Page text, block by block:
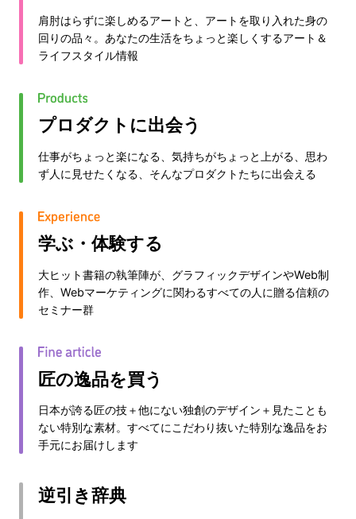
肩肘はらずに楽しめるアートと、アートを取り入れた身の
回りの品々。あなたの生活をちょっと楽しくするアート＆
ライフスタイル情報
プロダクトに出会う
仕事がちょっと楽になる、気持ちがちょっと上がる、思わ
ず人に見せたくなる、そんなプロダクトたちに出会える
学ぶ・体験する
大ヒット書籍の執筆陣が、グラフィックデザインやWeb制
作、Webマーケティングに関わるすべての人に贈る信頼の
セミナー群
匠の逸品を買う
日本が誇る匠の技＋他にない独創のデザイン＋見たことも
ない特別な素材。すべてにこだわり抜いた特別な逸品をお
手元にお届けします
逆引き辞典